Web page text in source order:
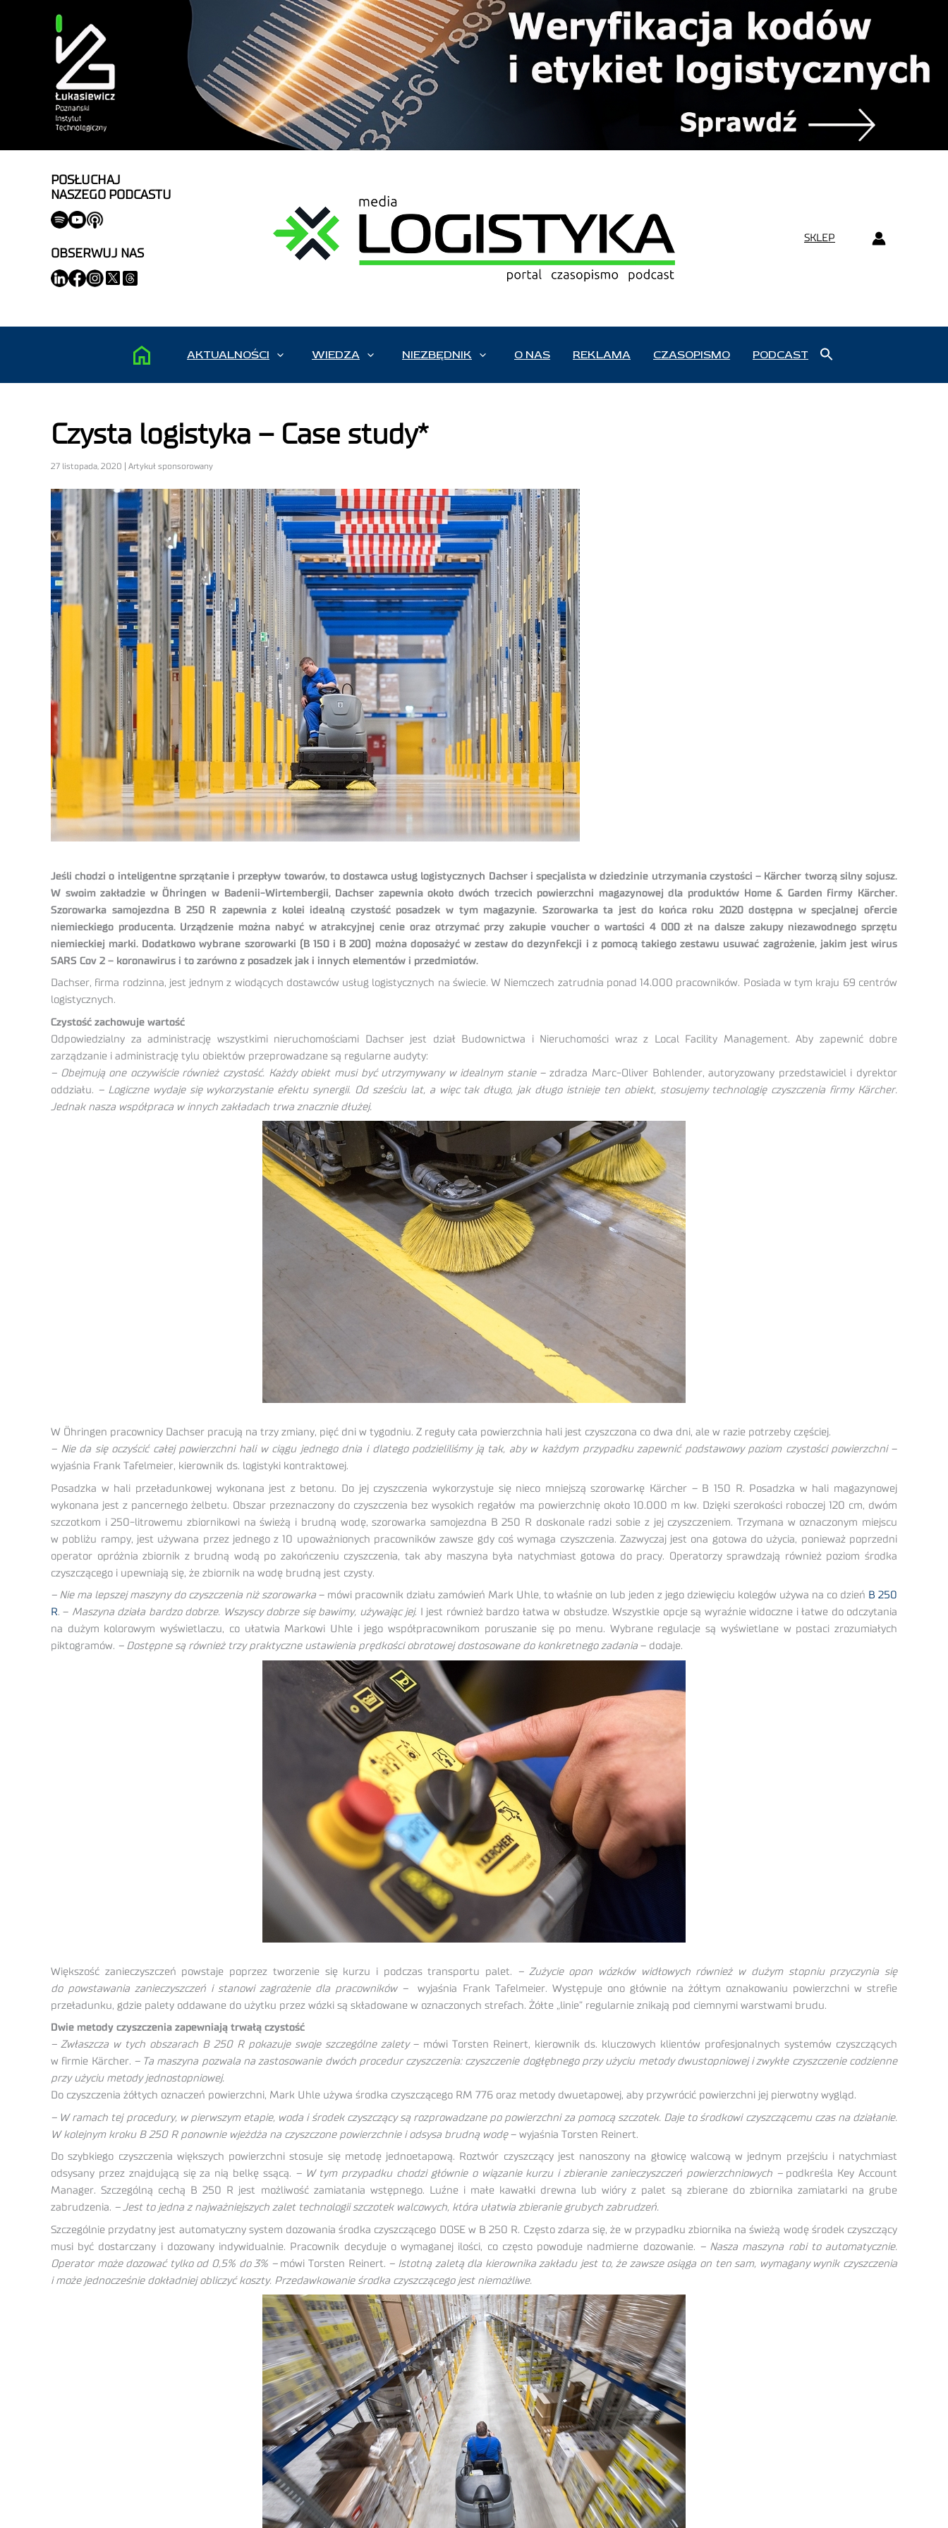
POSŁUCHAJ
NASZEGO PODCASTU
OBSERWUJ NAS
SKLEP
AKTUALNOŚCI WIEDZA NIEZBĘDNIK O NAS REKLAMA CZASOPISMO PODCAST
Czysta logistyka – Case study*
27 listopada, 2020 | Artykuł sponsorowany
Jeśli chodzi o inteligentne sprzątanie i przepływ towarów, to dostawca usług logistycznych Dachser i specjalista w dziedzinie utrzymania czystości – Kärcher tworzą silny sojusz.
W swoim zakładzie w Öhringen w Badenii-Wirtembergii, Dachser zapewnia około dwóch trzecich powierzchni magazynowej dla produktów Home & Garden firmy Kärcher.
Szorowarka samojezdna B 250 R zapewnia z kolei idealną czystość posadzek w tym magazynie. Szorowarka ta jest do końca roku 2020 dostępna w specjalnej ofercie
niemieckiego producenta. Urządzenie można nabyć w atrakcyjnej cenie oraz otrzymać przy zakupie voucher o wartości 4 000 zł na dalsze zakupy niezawodnego sprzętu
niemieckiej marki. Dodatkowo wybrane szorowarki (B 150 i B 200) można doposażyć w zestaw do dezynfekcji i z pomocą takiego zestawu usuwać zagrożenie, jakim jest wirus
SARS Cov 2 – koronawirus i to zarówno z posadzek jak i innych elementów i przedmiotów.
Dachser, firma rodzinna, jest jednym z wiodących dostawców usług logistycznych na świecie. W Niemczech zatrudnia ponad 14.000 pracowników. Posiada w tym kraju 69 centrów
logistycznych.
Czystość zachowuje wartość
Odpowiedzialny za administrację wszystkimi nieruchomościami Dachser jest dział Budownictwa i Nieruchomości wraz z Local Facility Management. Aby zapewnić dobre
zarządzanie i administrację tylu obiektów przeprowadzane są regularne audyty:
– Obejmują one oczywiście również czystość. Każdy obiekt musi być utrzymywany w idealnym stanie– zdradza Marc-Oliver Bohlender, autoryzowany przedstawiciel i dyrektor
oddziału. – Logiczne wydaje się wykorzystanie efektu synergii. Od sześciu lat, a więc tak długo, jak długo istnieje ten obiekt, stosujemy technologię czyszczenia firmy Kärcher.
Jednak nasza współpraca w innych zakładach trwa znacznie dłużej.
W Öhringen pracownicy Dachser pracują na trzy zmiany, pięć dni w tygodniu. Z reguły cała powierzchnia hali jest czyszczona co dwa dni, ale w razie potrzeby częściej.
– Nie da się oczyścić całej powierzchni hali w ciągu jednego dnia i dlatego podzieliliśmy ją tak, aby w każdym przypadku zapewnić podstawowy poziom czystości powierzchni–
wyjaśnia Frank Tafelmeier, kierownik ds. logistyki kontraktowej.
Posadzka w hali przeładunkowej wykonana jest z betonu. Do jej czyszczenia wykorzystuje się nieco mniejszą szorowarkę Kärcher – B 150 R. Posadzka w hali magazynowej
wykonana jest z pancernego żelbetu. Obszar przeznaczony do czyszczenia bez wysokich regałów ma powierzchnię około 10.000 m kw. Dzięki szerokości roboczej 120 cm, dwóm
szczotkom i 250-litrowemu zbiornikowi na świeżą i brudną wodę, szorowarka samojezdna B 250 R doskonale radzi sobie z jej czyszczeniem. Trzymana w oznaczonym miejscu
w pobliżu rampy, jest używana przez jednego z 10 upoważnionych pracowników zawsze gdy coś wymaga czyszczenia. Zazwyczaj jest ona gotowa do użycia, ponieważ poprzedni
operator opróżnia zbiornik z brudną wodą po zakończeniu czyszczenia, tak aby maszyna była natychmiast gotowa do pracy. Operatorzy sprawdzają również poziom środka
czyszczącego i upewniają się, że zbiornik na wodę brudną jest czysty.
– Nie ma lepszej maszyny do czyszczenia niż szorowarka – mówi pracownik działu zamówień Mark Uhle, to właśnie on lub jeden z jego dziewięciu kolegów używa na co dzień B 250
R. – Maszyna działa bardzo dobrze. Wszyscy dobrze się bawimy, używając jej. I jest również bardzo łatwa w obsłudze. Wszystkie opcje są wyraźnie widoczne i łatwe do odczytania
na dużym kolorowym wyświetlaczu, co ułatwia Markowi Uhle i jego współpracownikom poruszanie się po menu. Wybrane regulacje są wyświetlane w postaci zrozumiałych
piktogramów. – Dostępne są również trzy praktyczne ustawienia prędkości obrotowej dostosowane do konkretnego zadania – dodaje.
Większość zanieczyszczeń powstaje poprzez tworzenie się kurzu i podczas transportu palet. – Zużycie opon wózków widłowych również w dużym stopniu przyczynia się
do powstawania zanieczyszczeń i stanowi zagrożenie dla pracowników –
wyjaśnia Frank Tafelmeier. Występuje ono głównie na żółtym oznakowaniu powierzchni w strefie
przeładunku, gdzie palety oddawane do użytku przez wózki są składowane w oznaczonych strefach. Żółte „linie” regularnie znikają pod ciemnymi warstwami brudu.
Dwie metody czyszczenia zapewniają trwałą czystość
– Zwłaszcza w tych obszarach B 250 R pokazuje swoje szczególne zalety– mówi Torsten Reinert, kierownik ds. kluczowych klientów profesjonalnych systemów czyszczących
w firmie Kärcher. – Ta maszyna pozwala na zastosowanie dwóch procedur czyszczenia: czyszczenie dogłębnego przy użyciu metody dwustopniowej i zwykłe czyszczenie codzienne
przy użyciu metody jednostopniowej.
Do czyszczenia żółtych oznaczeń powierzchni, Mark Uhle używa środka czyszczącego RM 776 oraz metody dwuetapowej, aby przywrócić powierzchni jej pierwotny wygląd.
– W ramach tej procedury, w pierwszym etapie, woda i środek czyszczący są rozprowadzane po powierzchni za pomocą szczotek. Daje to środkowi czyszczącemu czas na działanie.
W kolejnym kroku B 250 R ponownie wjeżdża na czyszczone powierzchnie i odsysa brudną wodę– wyjaśnia Torsten Reinert.
Do szybkiego czyszczenia większych powierzchni stosuje się metodę jednoetapową. Roztwór czyszczący jest nanoszony na głowicę walcową w jednym przejściu i natychmiast
odsysany przez znajdującą się za nią belkę ssącą. – W tym przypadku chodzi głównie o wiązanie kurzu i zbieranie zanieczyszczeń powierzchniowych –podkreśla Key Account
Manager. Szczególną cechą B 250 R jest możliwość zamiatania wstępnego. Luźne i małe kawałki drewna lub wióry z palet są zbierane do zbiornika zamiatarki na grube
zabrudzenia. – Jest to jedna z najważniejszych zalet technologii szczotek walcowych, która ułatwia zbieranie grubych zabrudzeń.
Szczególnie przydatny jest automatyczny system dozowania środka czyszczącego DOSE w B 250 R. Często zdarza się, że w przypadku zbiornika na świeżą wodę środek czyszczący
musi być dostarczany i dozowany indywidualnie. Pracownik decyduje o wymaganej ilości, co często powoduje nadmierne dozowanie. – Nasza maszyna robi to automatycznie.
Operator może dozować tylko od 0,5% do 3% –mówi Torsten Reinert. – Istotną zaletą dla kierownika zakładu jest to, że zawsze osiąga on ten sam, wymagany wynik czyszczenia
i może jednocześnie dokładniej obliczyć koszty. Przedawkowanie środka czyszczącego jest niemożliwe.